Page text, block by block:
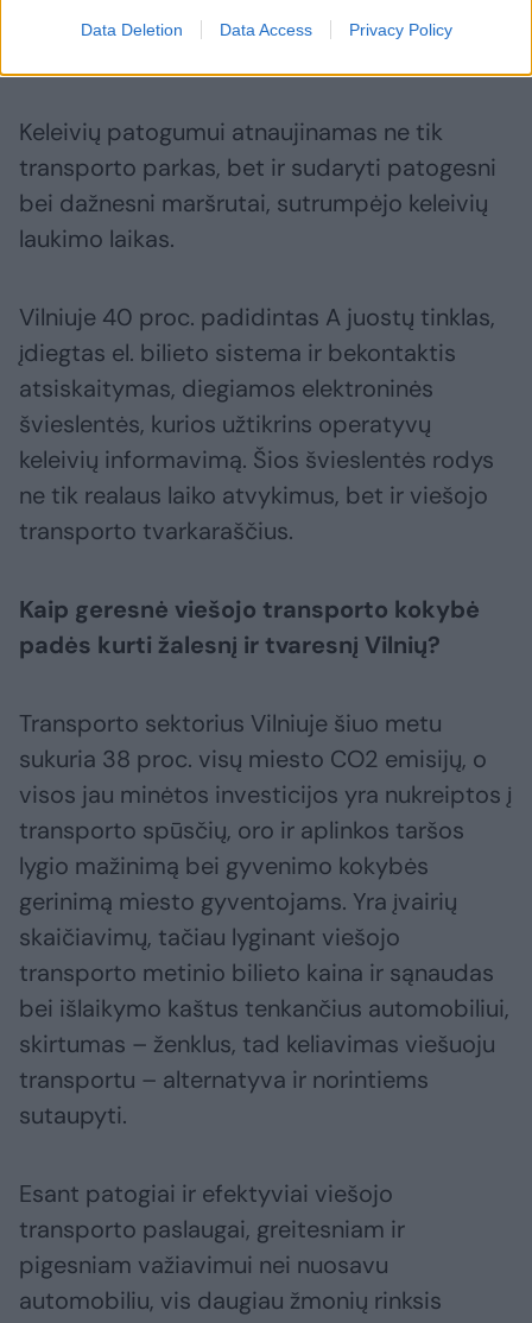
Data Deletion Data Access Privacy Policy
autonominiai troleibusai. Taip pat
Keleivių patogumui atnaujinamas ne tik
transporto parkas, bet ir sudaryti patogesni
bei dažnesni maršrutai, sutrumpėjo keleivių
laukimo laikas.
Vilniuje 40 proc. padidintas A juostų tinklas,
įdiegtas el. bilieto sistema ir bekontaktis
atsiskaitymas, diegiamos elektroninės
švieslentės, kurios užtikrins operatyvų
keleivių informavimą. Šios švieslentės rodys
ne tik realaus laiko atvykimus, bet ir viešojo
transporto tvarkaraščius.
Kaip geresnė viešojo transporto kokybė
padės kurti žalesnį ir tvaresnį Vilnių?
Transporto sektorius Vilniuje šiuo metu
sukuria 38 proc. visų miesto CO2 emisijų, o
visos jau minėtos investicijos yra nukreiptos į
transporto spūsčių, oro ir aplinkos taršos
lygio mažinimą bei gyvenimo kokybės
gerinimą miesto gyventojams. Yra įvairių
skaičiavimų, tačiau lyginant viešojo
transporto metinio bilieto kaina ir sąnaudas
bei išlaikymo kaštus tenkančius automobiliui,
skirtumas – ženklus, tad keliavimas viešuoju
transportu – alternatyva ir norintiems
sutaupyti.
Esant patogiai ir efektyviai viešojo
transporto paslaugai, greitesniam ir
pigesniam važiavimui nei nuosavu
automobiliu, vis daugiau žmonių rinksis